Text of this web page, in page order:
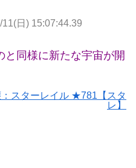
11(日) 15:07:44.39
同様に新たな宇宙が開
：スターレイル ★781【スタ
レ】